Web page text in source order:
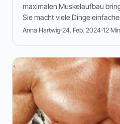
maximalen Muskelaufbau
Sie macht viele Dinge
Anna Hartwig 24. Feb. 2024 12